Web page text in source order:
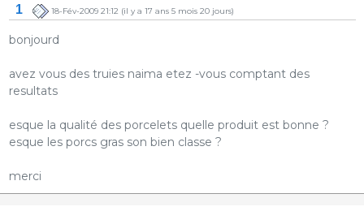
1 18-Fév-2009 21:12 (il y a 17 ans 5 mois 20 jours)
bonjourd
avez vous des truies naima etez -vous comptant des
resultats
esque la qualité des porcelets quelle produit est bonne ?
esque les porcs gras son bien classe ?
merci